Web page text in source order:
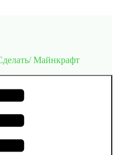
Майнкрафт